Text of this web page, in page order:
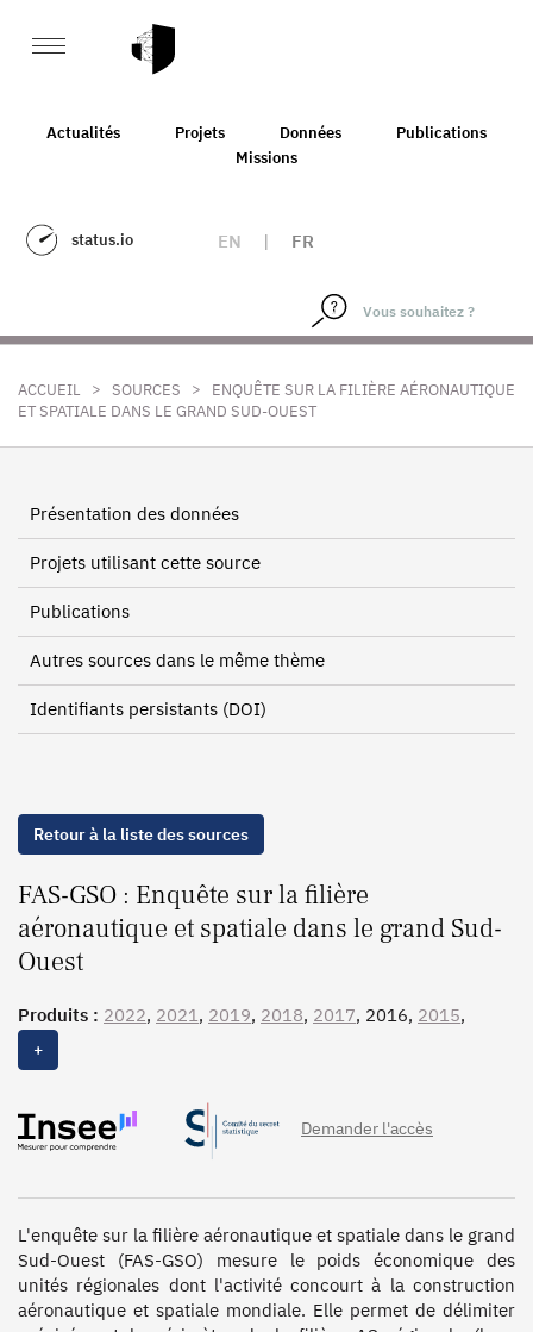
Actualités Projets Données
Publications
Missions
status.io EN | FR
ACCUEIL > SOURCES >
ENQUÊTE SUR LA FILIÈRE AÉRONAUTIQUE
ET SPATIALE DANS LE GRAND SUD-OUEST
Présentation des données
Projets utilisant cette source
Publications
Autres sources dans le même thème
Identifiants persistants (DOI)
Retour à la liste des sources
FAS-GSO : Enquête sur la filière
aéronautique et spatiale dans le grand Sud-
Ouest
Produits : 2022, 2021, 2019, 2018, 2017, 2016, 2015,
2014, 2013
+
Demander l'accès
L'enquête sur la filière aéronautique et spatiale dans le grand
Sud-Ouest (FAS-GSO) mesure le poids économique des
unités régionales dont l'activité concourt à la construction
aéronautique et spatiale mondiale. Elle permet de délimiter